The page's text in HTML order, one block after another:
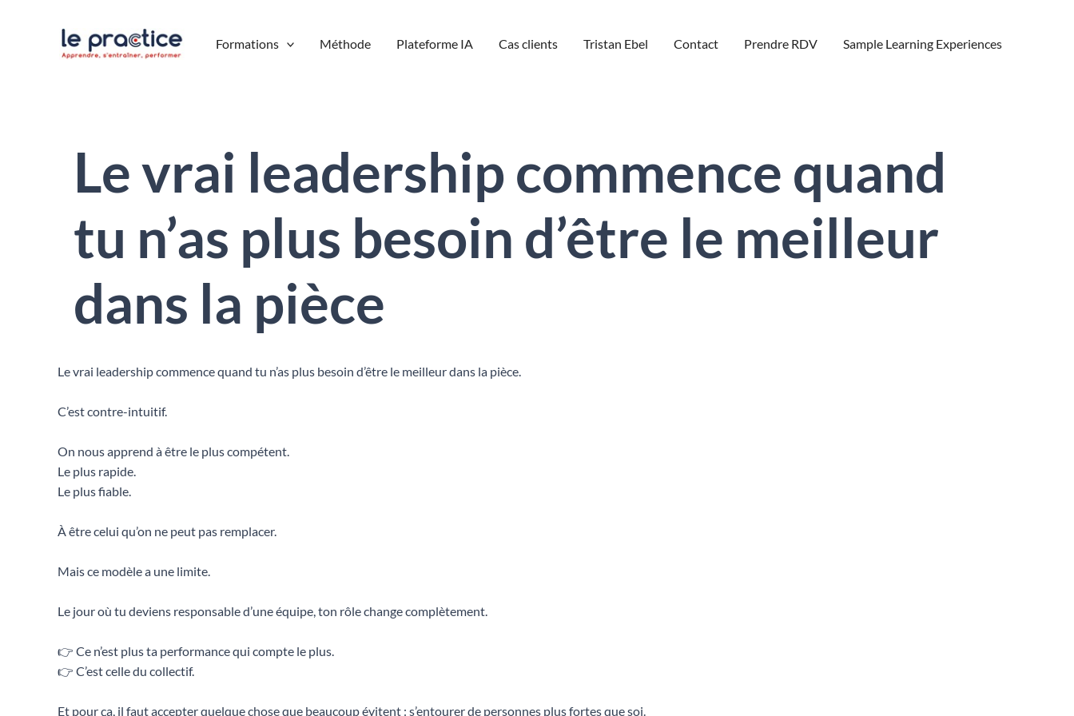
Formations Méthode Plateforme IA Cas clients Tristan Ebel Contact Prendre RDV Sample Learning Experiences
Le vrai leadership commence quand
tu n’as plus besoin d’être le meilleur
dans la pièce
Le vrai leadership commence quand tu n’as plus besoin d’être le meilleur dans la pièce.
C’est contre-intuitif.
On nous apprend à être le plus compétent.
Le plus rapide.
Le plus fiable.
À être celui qu’on ne peut pas remplacer.
Mais ce modèle a une limite.
Le jour où tu deviens responsable d’une équipe, ton rôle change complètement.
👉 Ce n’est plus ta performance qui compte le plus.
👉 C’est celle du collectif.
Et pour ça, il faut accepter quelque chose que beaucoup évitent : s’entourer de personnes plus fortes que soi.